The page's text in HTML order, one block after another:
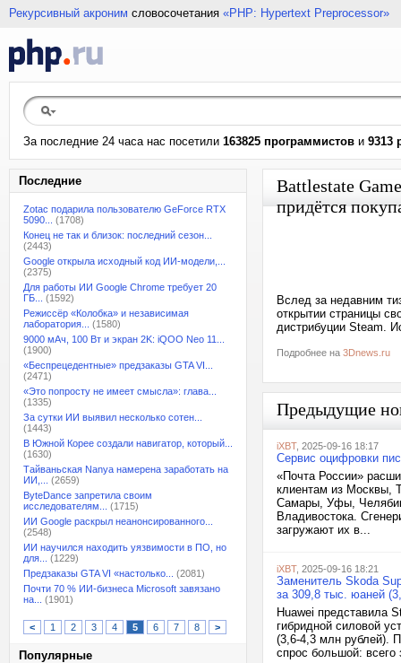
Рекурсивный акроним словосочетания «PHP: Hypertext Preprocessor»
За последние 24 часа нас посетили 163825 программистов и 9313
Последние
Zotac подарила пользователю GeForce RTX
5090...
(1708)
Конец не так и близок: последний сезон...
(2443)
Google открыла исходный код ИИ-модели,...
(2375)
Для работы ИИ Google Chrome требует 20
ГБ...
(1592)
Режиссёр «Колобка» и независимая
лаборатория...
(1580)
9000 мАч, 100 Вт и экран 2K: iQOO Neo 11...
(1900)
«Беспрецедентные» предзаказы GTA VI...
(2471)
«Это попросту не имеет смысла»: глава...
(1335)
За сутки ИИ выявил несколько сотен...
(1443)
В Южной Корее создали навигатор, который...
(1630)
Тайваньская Nanya намерена заработать на
ИИ,...
(2659)
ByteDance запретила своим
исследователям...
(1715)
ИИ Google раскрыл неанонсированного...
(2548)
ИИ научился находить уязвимости в ПО, но
для...
(1229)
Предзаказы GTA VI «настолько...
(2081)
Почти 70 % ИИ-бизнеса Microsoft завязано
на...
(1901)
< 1 2 3 4 5 6 7 8 >
Популярные
Battlestate
придётся
Вслед за недавним
открытии страницы
дистрибуции Steam.
Подробнее на 3Dnews.ru
Предыдущие
iXBT, 2025-09-16 18:17
Сервис оцифровки
«Почта России»
клиентам из Москвы,
Самары, Уфы,
Владивостока.
загружают их в...
iXBT, 2025-09-16 18:21
Заменитель Skoda
за 309,8 тыс. юаней
Huawei представила
гибридной силовой
(3,6-4,3 млн рублей).
спрос большой: